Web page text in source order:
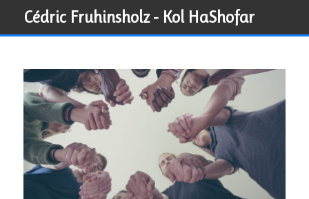
content
Cédric Fruhinsholz - Kol HaShofar